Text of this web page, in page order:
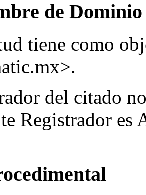
de
tiene como
del citado
Registrador